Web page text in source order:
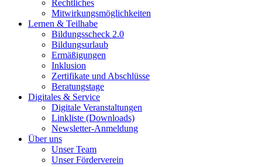
Rechtliches
Mitwirkungsmöglichkeiten
Lernen & Teilhabe
Bildungsscheck 2.0
Bildungsurlaub
Ermäßigungen
Inklusion
Zertifikate und Abschlüsse
Beratungstage
Digitales & Service
Digitale Veranstaltungen
Linkliste (Downloads)
Newsletter-Anmeldung
Über uns
Unser Team
Unser Förderverein